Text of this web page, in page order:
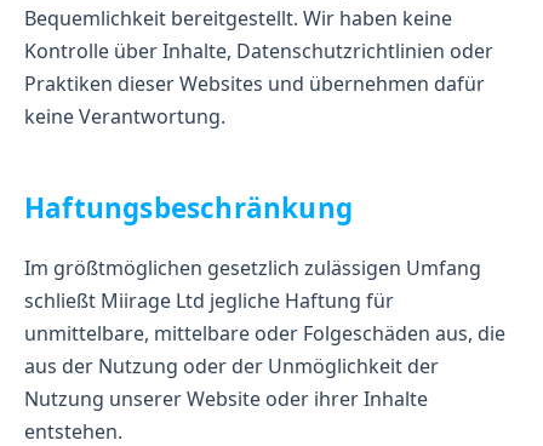
Bequemlichkeit bereitgestellt. Wir haben keine
Kontrolle über Inhalte, Datenschutzrichtlinien oder
Praktiken dieser Websites und übernehmen dafür
keine Verantwortung.
Haftungsbeschränkung
Im größtmöglichen gesetzlich zulässigen Umfang
schließt Miirage Ltd jegliche Haftung für
unmittelbare, mittelbare oder Folgeschäden aus, die
aus der Nutzung oder der Unmöglichkeit der
Nutzung unserer Website oder ihrer Inhalte
entstehen.